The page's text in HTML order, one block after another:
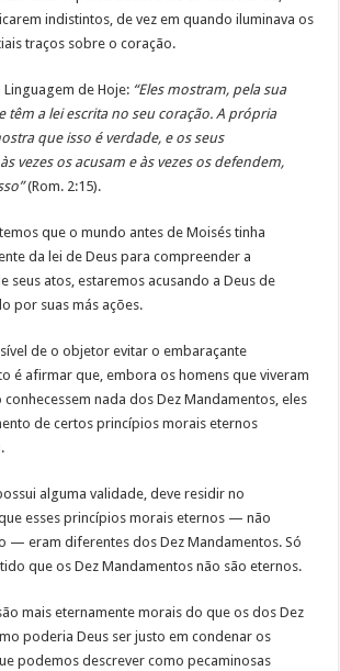
indistintos, de vez em quando iluminava os
traços sobre o coração.
de Hoje: “Eles mostram, pela sua
têm a lei escrita no seu coração. A própria
que isso é verdade, e os seus
vezes os acusam e às vezes os defendem,
(Rom. 2:15).
que o mundo antes de Moisés tinha
da lei de Deus para compreender a
seus atos, estaremos acusando a Deus de
por suas más ações.
de o objetor evitar o embaraçante
é afirmar que, embora os homens que viveram
conhecessem nada dos Dez Mandamentos, eles
de certos princípios morais eternos
alguma validade, deve residir no
esses princípios morais eternos — não
— eram diferentes dos Dez Mandamentos. Só
que os Dez Mandamentos não são eternos.
mais eternamente morais do que os dos Dez
poderia Deus ser justo em condenar os
podemos descrever como pecaminosas